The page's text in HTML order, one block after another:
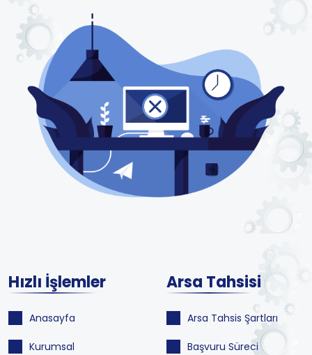
Hızlı İşlemler
Anasayfa
Kurumsal
Arsa Tahsisi
Arsa Tahsis Şartları
Başvuru Süreci